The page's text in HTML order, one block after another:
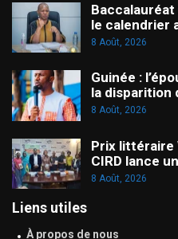
le calendrier
8 Août, 2026
Guinée :
la disparition
8 Août, 2026
Prix littéraire
CIRD lance
8 Août, 2026
Liens utiles
À propos de nous